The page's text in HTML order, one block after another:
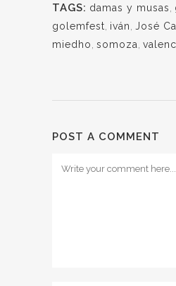
TAGS: damas y musas
golemfest iván José
miedho somoza
POST A COMMENT